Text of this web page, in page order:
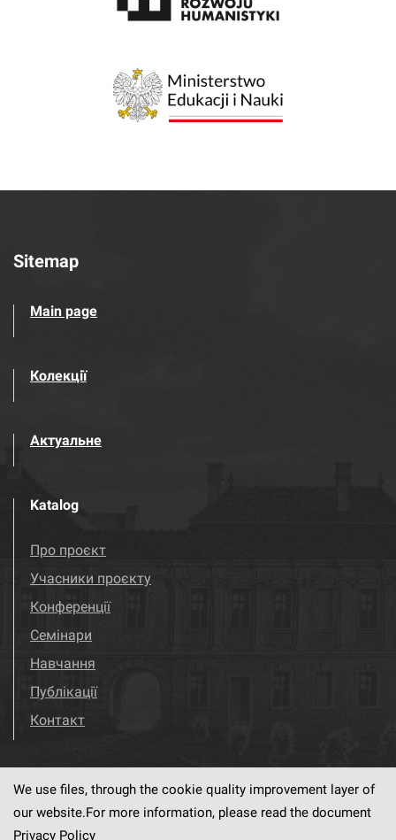
Sitemap
Main page
Колекції
Актуальне
Katalog
Про проєкт
Учасники проєкту
Конференції
Семінари
Навчання
Публікації
Контакт
Visit us! Facebook
We use files, through the cookie quality improvement layer of
our website.For more information, please read the document
Privacy Policy